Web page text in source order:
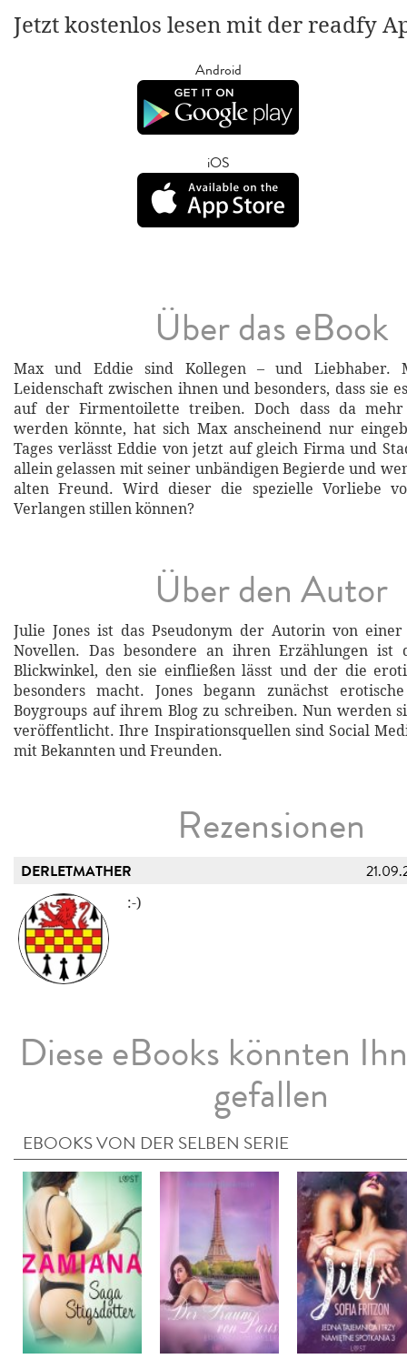
Jetzt kostenlos lesen mit der readfy
Android
iOS
Über das eBook
Max und Eddie sind Kollegen – und Liebhaber.
Leidenschaft zwischen ihnen und besonders, dass sie
auf der Firmentoilette treiben. Doch dass da
werden könnte, hat sich Max anscheinend nur
Tages verlässt Eddie von jetzt auf gleich Firma und
allein gelassen mit seiner unbändigen Begierde und
alten Freund. Wird dieser die spezielle Vorliebe
Verlangen stillen können?
Über den Autor
Julie Jones ist das Pseudonym der Autorin von
Novellen. Das besondere an ihren Erzählungen ist
Blickwinkel, den sie einfließen lässt und der die
besonders macht. Jones begann zunächst
Boygroups auf ihrem Blog zu schreiben. Nun werden
veröffentlicht. Ihre Inspirationsquellen sind Social
mit Bekannten und Freunden.
Rezensionen
DERLETMATHER
:-)
Diese eBooks könnten
gefallen
EBOOKS VON DER SELBEN SERIE